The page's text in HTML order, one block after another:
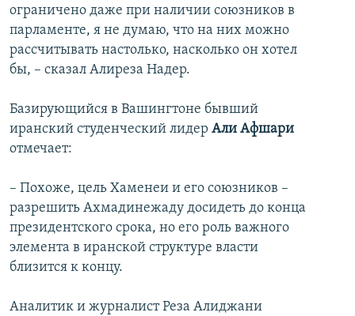
ограничено даже при наличии союзников в
парламенте, я не думаю, что на них можно
рассчитывать настолько, насколько он хотел
бы, – сказал Алиреза Надер.
Базирующийся в Вашингтоне бывший
иранский студенческий лидер Али Афшари
отмечает:
– Похоже, цель Хаменеи и его союзников –
разрешить Ахмадинежаду досидеть до конца
президентского срока, но его роль важного
элемента в иранской структуре власти
близится к концу.
Аналитик и журналист Реза Алиджани